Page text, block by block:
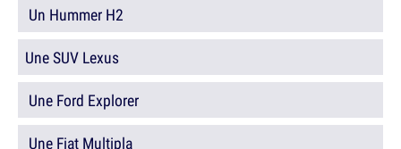
Un Hummer H2
Une SUV Lexus
Une Ford Explorer
Une Fiat Multipla